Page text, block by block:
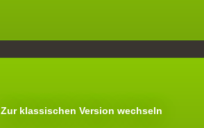
Zur klassischen Version wechseln